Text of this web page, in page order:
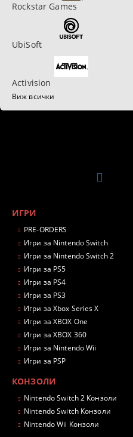
Rockstar Games
UbiSoft
Activision
Виж всички
ИГРИ
PRE-ORDERS
Игри за Nintendo Switch
Игри за Nintendo Switch 2
Игри за PS5
Игри за PS4
Игри за PS3
Игри за Xbox Series X
Игри за XBOX One
Игри за XBOX 360
Игри за Nintendo Wii
Игри за PSP
КОНЗОЛИ
Nintendo Switch 2 Конзоли
Nintendo Switch Конзоли
Nintendo Wii Конзоли